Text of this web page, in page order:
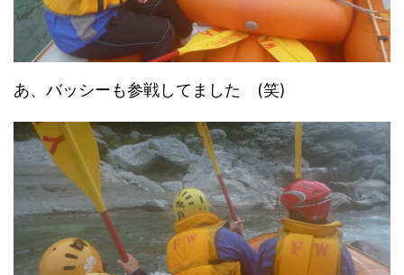
あ、バッシーも参戦してました (笑)